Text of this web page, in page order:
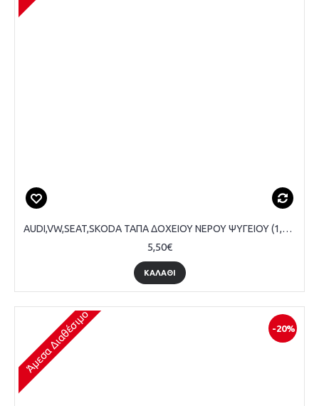
AUDI,VW,SEAT,SKODA ΤΑΠΑ ΔΟΧΕΙΟΥ ΝΕΡΟΥ ΨΥΓΕΙΟΥ (1,4bar)
5,50€
ΚΑΛΆΘΙ
-20%
Άμεσα Διαθέσιμο